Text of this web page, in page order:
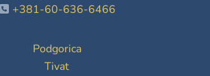
+381-60-636-6466
Podgorica
Tivat